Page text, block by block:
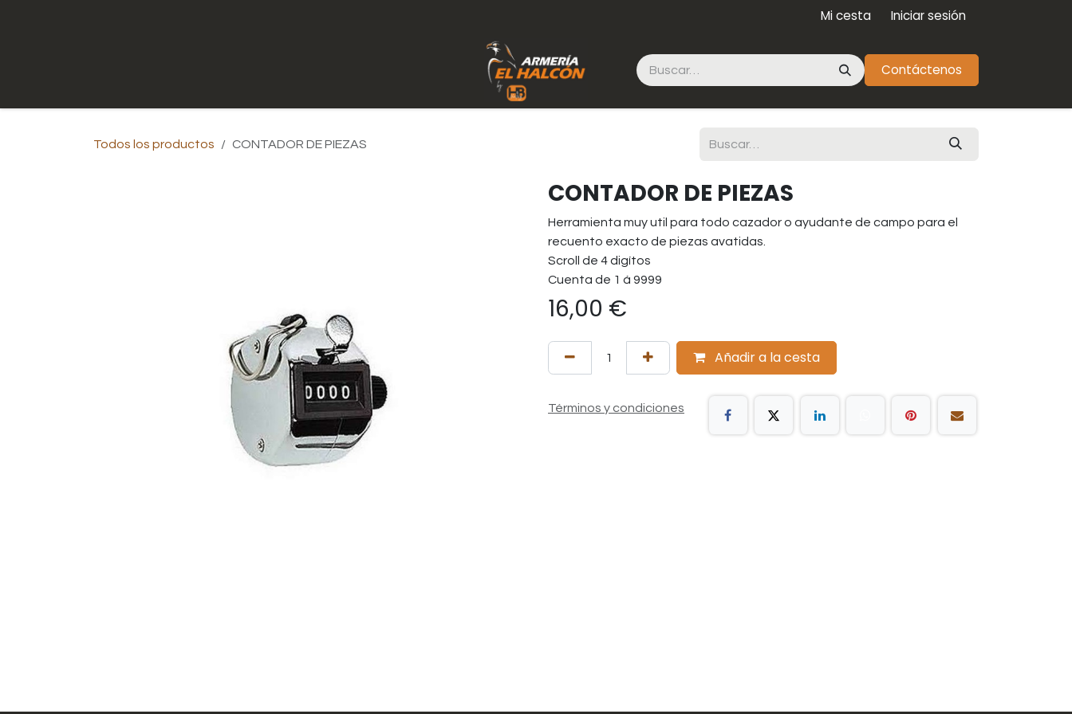
Mi cesta Iniciar sesión
Contáctenos
Todos los productos CONTADOR DE PIEZAS
CONTADOR DE PIEZAS
Herramienta muy util para todo cazador o ayudante de campo para el
recuento exacto de piezas avatidas.
Scroll de 4 digítos
Cuenta de 1 á 9999
16,00 €
Añadir a la cesta
Términos y condiciones